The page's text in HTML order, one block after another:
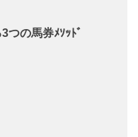
つの馬券ﾒｿｯﾄﾞ